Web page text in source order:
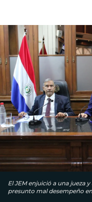
El JEM enjuició a una jueza
presunto mal desempeño